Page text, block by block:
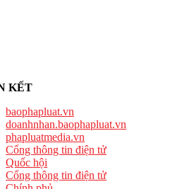
KẾT
baophapluat.vn
doanhnhan.baophapluat.vn
phapluatmedia.vn
Cổng thông tin điện tử
Quốc hội
Cổng thông tin điện tử